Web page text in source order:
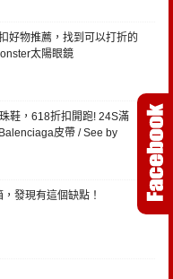
好物推薦，找到可以打折的
太陽眼鏡
鞋，618折扣開跑! 24S滿
皮帶 / See by
發現有這個缺點！